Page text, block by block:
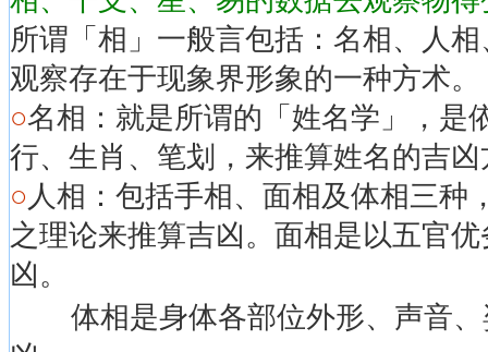
所谓「相」一般言包括：名相、人
观察存在于现象界形象的一种方术。
○名相：就是所谓的「姓名学」，是
行、生肖、笔划，来推算姓名的吉
○ 人相：包括手相、面相及体相三种
之理论来推算吉凶。面相是以五官
凶。
体相是身体各部位外形、声音、